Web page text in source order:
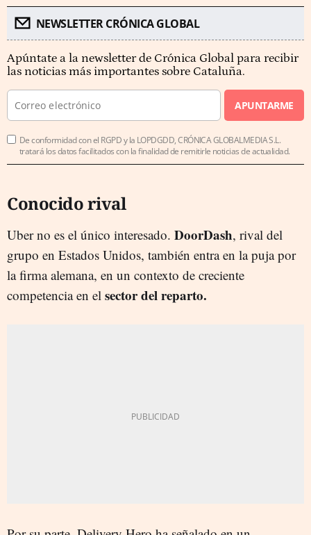
NEWSLETTER CRÓNICA GLOBAL
Apúntate a la newsletter de Crónica Global para recibir
las noticias más importantes sobre Cataluña.
APUNTARME
De conformidad con el RGPD y la LOPDGDD, CRÓNICA GLOBALMEDIA S.L.
tratará los datos facilitados con la finalidad de remitirle noticias de actualidad.
Conocido rival
Uber no es el único interesado. DoorDash, rival del
grupo en Estados Unidos, también entra en la puja por
la firma alemana, en un contexto de creciente
competencia en el sector del reparto.